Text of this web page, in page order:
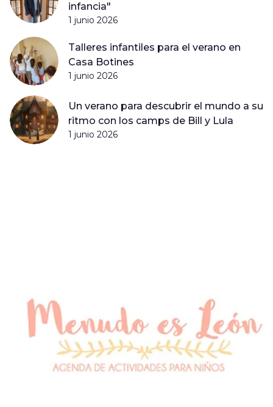
infancia"
1 junio 2026
Talleres infantiles para el verano en
Casa Botines
1 junio 2026
Un verano para descubrir el mundo a su
ritmo con los camps de Bill y Lula
1 junio 2026